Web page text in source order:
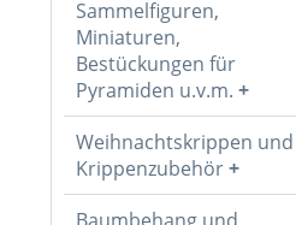
Sammelfiguren,
Miniaturen,
Bestückungen für
Pyramiden u.v.m.
Weihnachtskrippen und
Krippenzubehör